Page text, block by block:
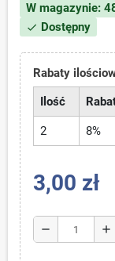
W magazynie:
check Dostępny
Rabaty
Ilość
2 8%
3,00 zł
remove add